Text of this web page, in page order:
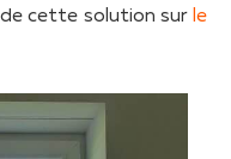
cette solution sur le